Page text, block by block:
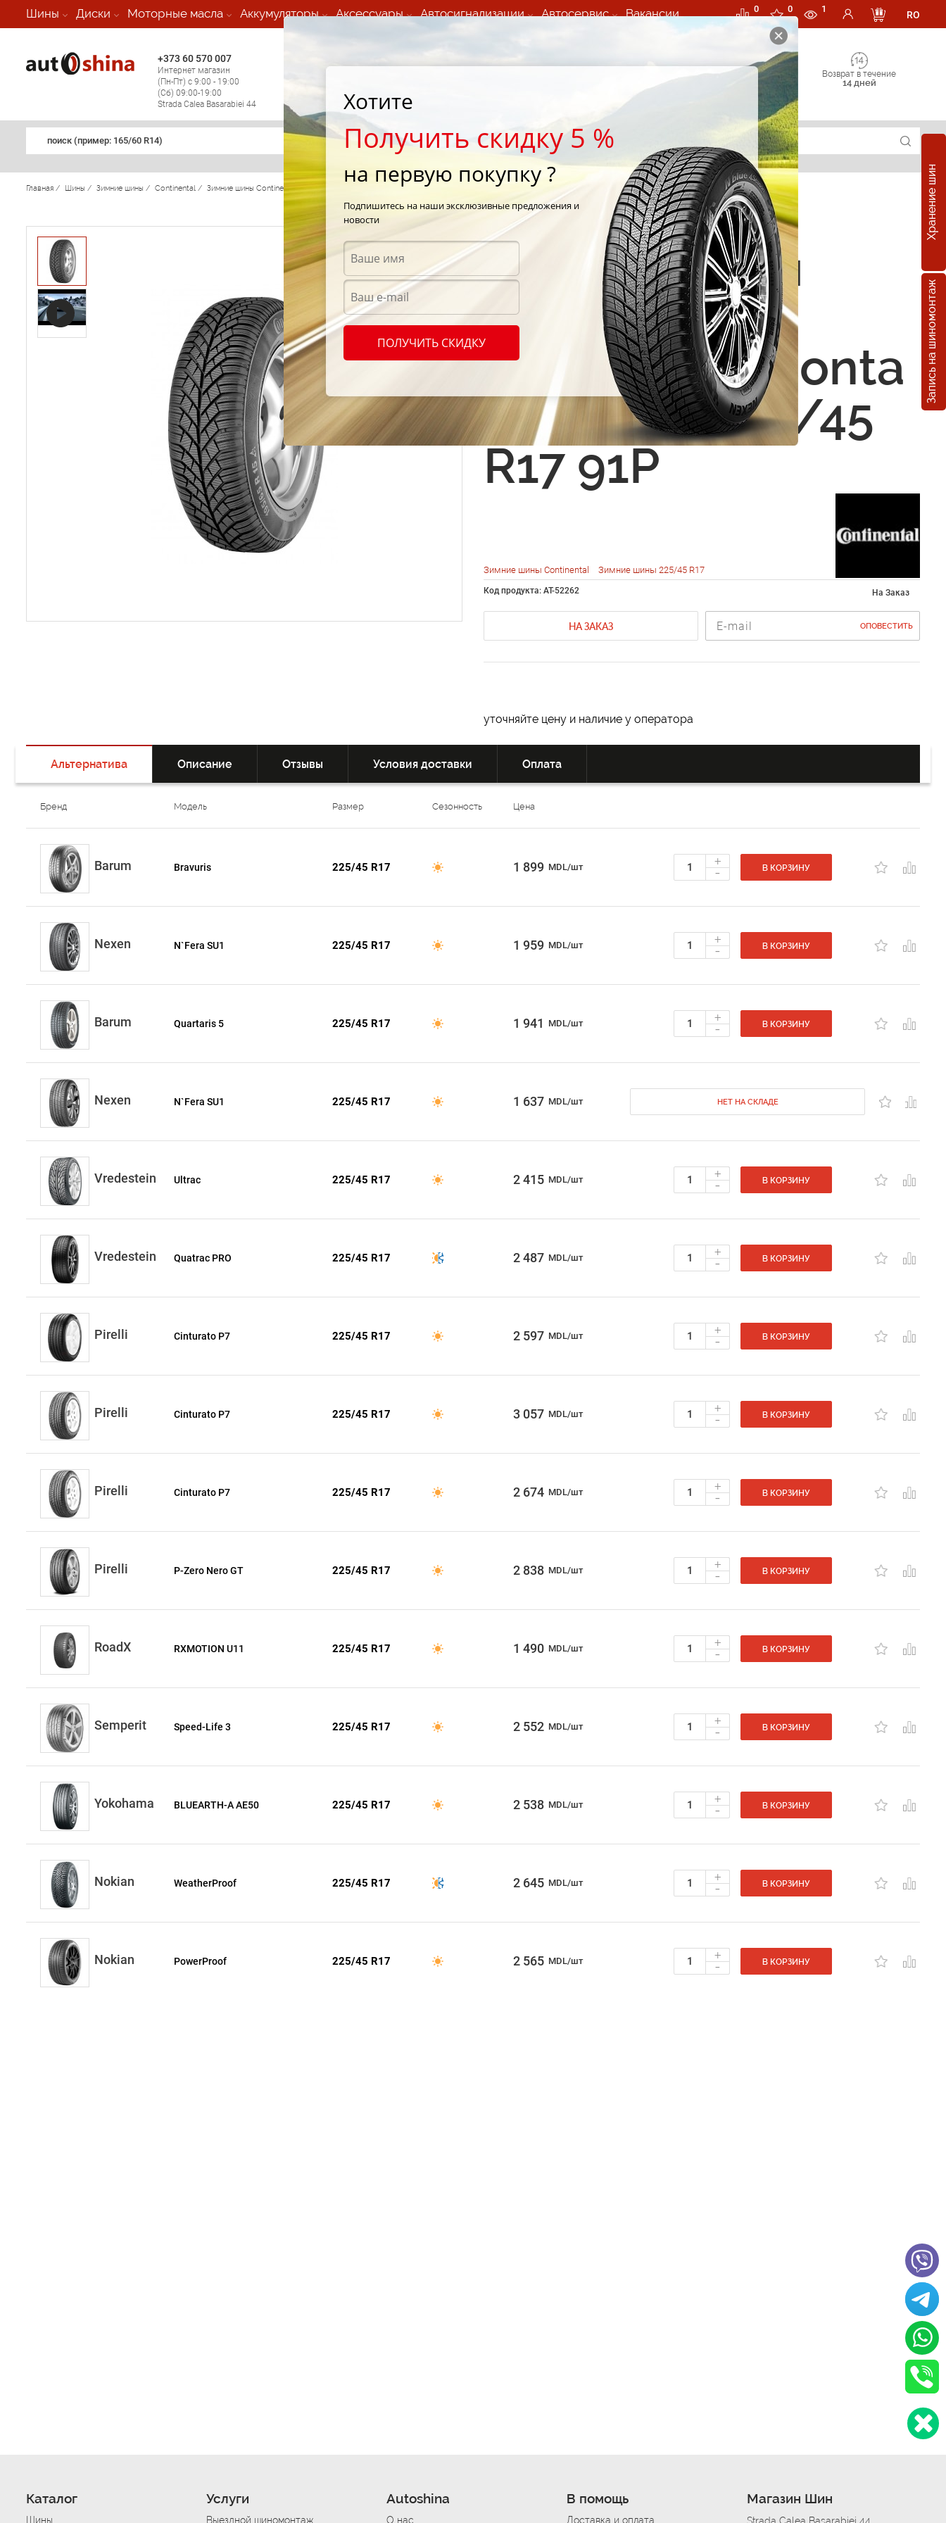
Шины Диски Моторные масла Аккумуляторы Аксессуары Автосигнализации Автосервис Вакансии 0 0 1
RO
+373 60 570 007
Интернет магазин
(Пн-Пт) с 9:00 - 19:00
(Сб) 09:00-19:00
Strada Calea Basarabiei 44
Мобильный шиномонтаж 24/7
Возврат в течение
14 дней
поиск (примеp: 165/60 R14)
Хранение шин
Запись на шиномонтаж
Главная / Шины / Зимние шины / Continental / Зимние шины Continental/ Continental ContiWinterContact / Continental ContiWinterContact TS 830 225/45 R17 91P
Зимние шины
Continental
ContiWinterConta
ct TS 830 225/45
R17 91P
Зимние шины Continental Зимние шины 225/45 R17
Код продукта: AT-52262 На Заказ
НА ЗАКАЗ ОПОВЕСТИТЬ
уточняйте цену и наличие у оператора
Альтернатива Описание Отзывы Условия доставки Оплата
Бренд Модель Размер Сезонность Цена
Barum Bravuris 225/45 R17 1 899 MDL/шт +
- В КОРЗИНУ
Nexen N`Fera SU1 225/45 R17 1 959 MDL/шт +
- В КОРЗИНУ
Barum Quartaris 5 225/45 R17 1 941 MDL/шт +
- В КОРЗИНУ
Nexen N`Fera SU1 225/45 R17 1 637 MDL/шт НЕТ НА СКЛАДЕ
Vredestein Ultrac 225/45 R17 2 415 MDL/шт +
- В КОРЗИНУ
Vredestein Quatrac PRO 225/45 R17 2 487 MDL/шт +
- В КОРЗИНУ
Pirelli Cinturato P7 225/45 R17 2 597 MDL/шт +
- В КОРЗИНУ
Pirelli Cinturato P7 225/45 R17 3 057 MDL/шт +
- В КОРЗИНУ
Pirelli Cinturato P7 225/45 R17 2 674 MDL/шт +
- В КОРЗИНУ
Pirelli P-Zero Nero GT 225/45 R17 2 838 MDL/шт +
- В КОРЗИНУ
RoadX RXMOTION U11 225/45 R17 1 490 MDL/шт +
- В КОРЗИНУ
Semperit Speed-Life 3 225/45 R17 2 552 MDL/шт +
- В КОРЗИНУ
Yokohama BLUEARTH-A AE50 225/45 R17 2 538 MDL/шт +
- В КОРЗИНУ
Nokian WeatherProof 225/45 R17 2 645 MDL/шт +
- В КОРЗИНУ
Nokian PowerProof 225/45 R17 2 565 MDL/шт +
- В КОРЗИНУ
Каталог
Шины
Услуги
Выездной шиномонтаж
Autoshina
О нас
В помощь
Доставка и оплата
Магазин Шин
Хотите
Получить скидку 5 %
на первую покупку ?
Подпишитесь на наши эксклюзивные предложения и
новости
ПОЛУЧИТЬ СКИДКУ